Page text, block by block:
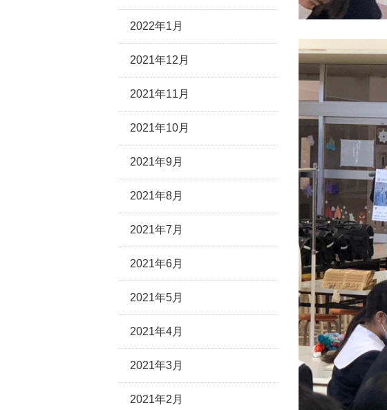
2022年1月
2021年12月
2021年11月
2021年10月
2021年9月
2021年8月
2021年7月
2021年6月
2021年5月
2021年4月
2021年3月
2021年2月